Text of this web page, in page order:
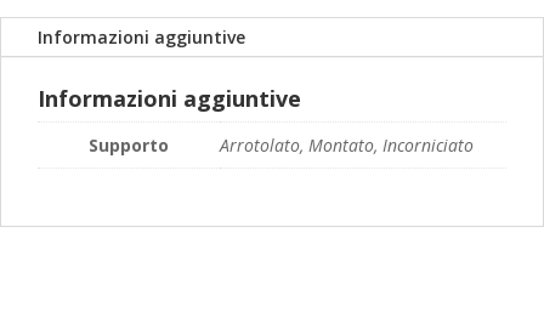
a
249,00€
Informazioni aggiuntive
Informazioni aggiuntive
Supporto Arrotolato, Montato, Incorniciato